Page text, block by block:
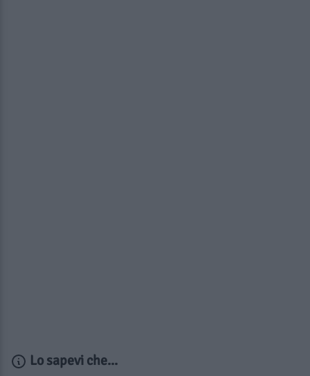
Lo sapevi che...